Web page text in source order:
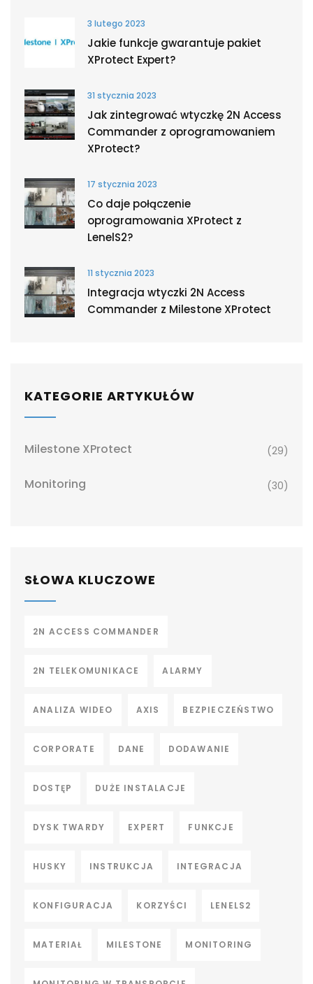
3 lutego 2023
Jakie funkcje gwarantuje pakiet
XProtect Expert?
31 stycznia 2023
Jak zintegrować wtyczkę 2N Access
Commander z oprogramowaniem
XProtect?
17 stycznia 2023
Co daje połączenie
oprogramowania XProtect z
LenelS2?
11 stycznia 2023
Integracja wtyczki 2N Access
Commander z Milestone XProtect
KATEGORIE ARTYKUŁÓW
Milestone XProtect (29)
Monitoring (30)
SŁOWA KLUCZOWE
2N ACCESS COMMANDER
2N TELEKOMUNIKACE ALARMY
ANALIZA WIDEO AXIS BEZPIECZEŃSTWO
CORPORATE DANE DODAWANIE
DOSTĘP DUŻE INSTALACJE
DYSK TWARDY EXPERT FUNKCJE
HUSKY INSTRUKCJA INTEGRACJA
KONFIGURACJA KORZYŚCI LENELS2
MATERIAŁ MILESTONE MONITORING